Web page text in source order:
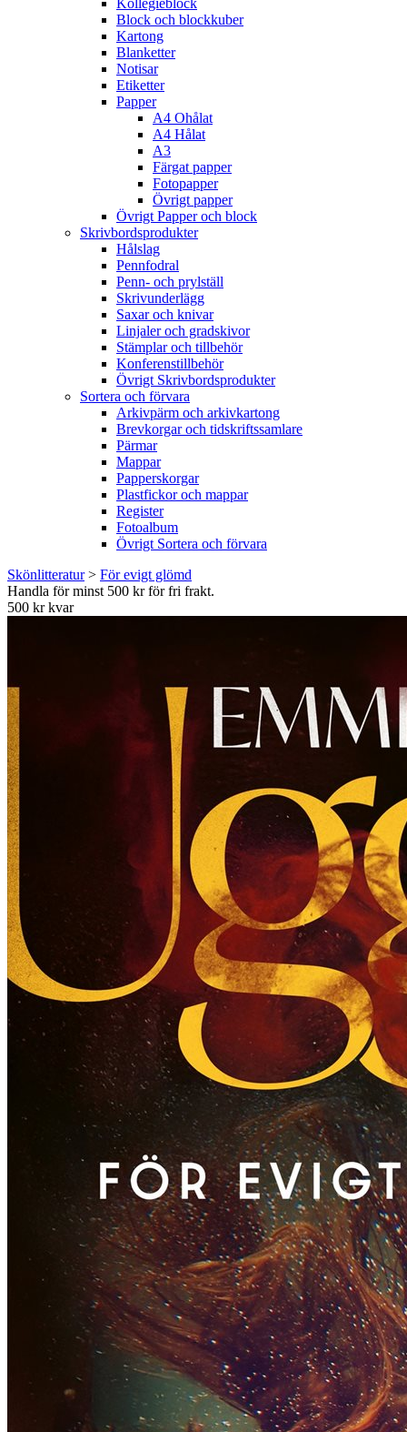
Kollegieblock
Block och blockkuber
Kartong
Blanketter
Notisar
Etiketter
Papper
A4 Ohålat
A4 Hålat
A3
Färgat papper
Fotopapper
Övrigt papper
Övrigt Papper och block
Skrivbordsprodukter
Hålslag
Pennfodral
Penn- och prylställ
Skrivunderlägg
Saxar och knivar
Linjaler och gradskivor
Stämplar och tillbehör
Konferenstillbehör
Övrigt Skrivbordsprodukter
Sortera och förvara
Arkivpärm och arkivkartong
Brevkorgar och tidskriftssamlare
Pärmar
Mappar
Papperskorgar
Plastfickor och mappar
Register
Fotoalbum
Övrigt Sortera och förvara
Skönlitteratur> För evigt glömd
Handla för minst 500 kr för fri frakt.
500 kr kvar